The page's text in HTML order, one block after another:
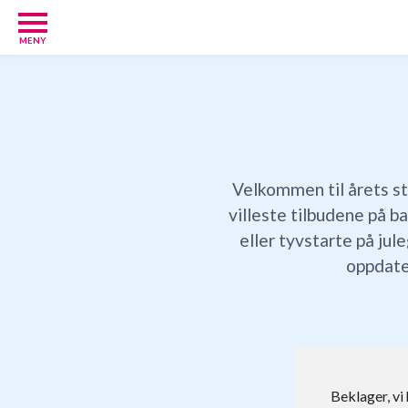
MENY
Velkommen til årets
villeste tilbudene på
eller tyvstarte på
Beklager,